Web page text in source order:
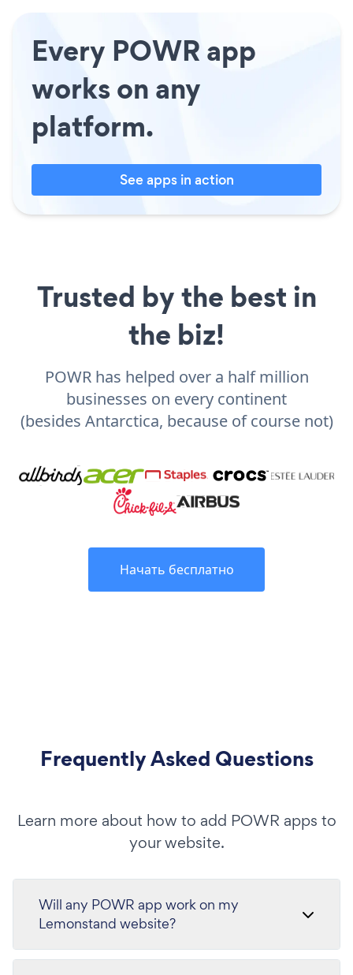
Every POWR app
works on any
platform.
See apps in action
Trusted by the best in
the biz!
POWR has helped over a half million
businesses on every continent
(besides Antarctica, because of course not)
Начать бесплатно
Frequently Asked Questions
Learn more about how to add POWR apps to
your website.
Will any POWR app work on my
Lemonstand website?